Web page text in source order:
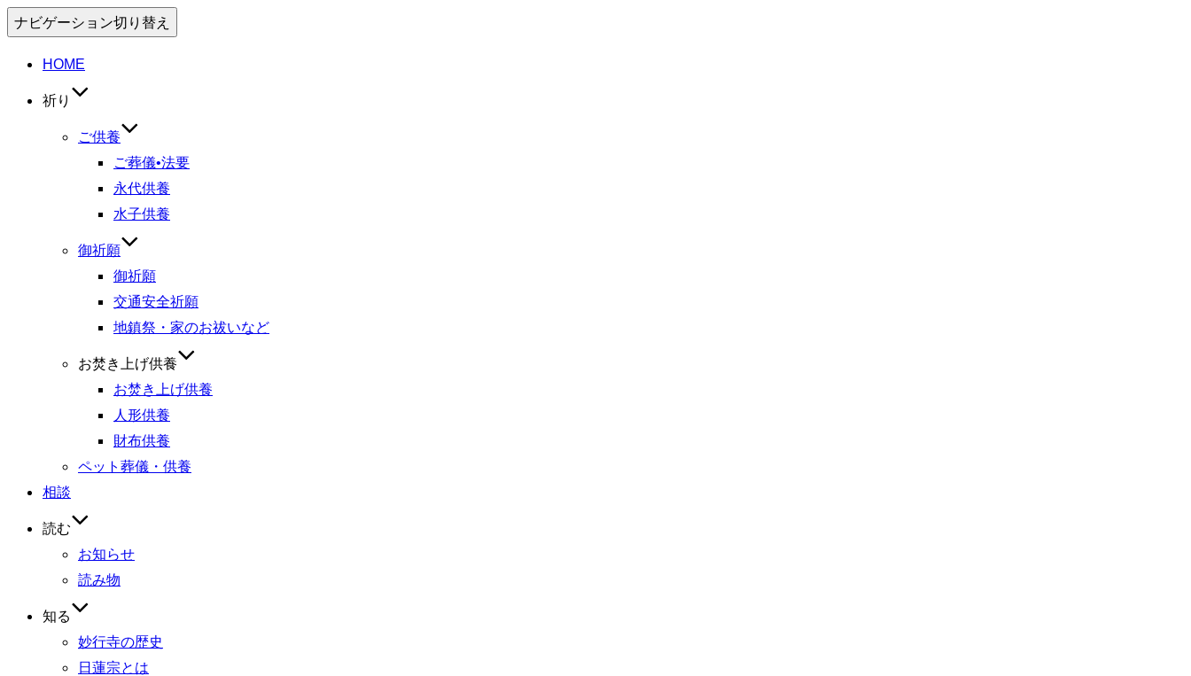
ナビゲーション切り替え
HOME
祈り
ご供養
ご葬儀•法要
永代供養
水子供養
御祈願
御祈願
交通安全祈願
地鎮祭・家のお祓いなど
お焚き上げ供養
お焚き上げ供養
人形供養
財布供養
ペット葬儀・供養
相談
読む
お知らせ
読み物
知る
妙行寺の歴史
日蓮宗とは